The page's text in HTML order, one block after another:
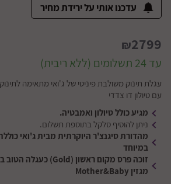
עדכנו אותי על ירידת מחיר
₪2799
עד 24 תשלומים (ללא ריבית)
עם טיולון דו צדדי
מגיע כולל טיולון ואמבטיה.
ניתן להוסיף סלקל בתוספת תשלום.
מהדורת סיגנצ'ר היוקרתית מבית ג'ואי
במיוחד
מגזין Mother&Baby